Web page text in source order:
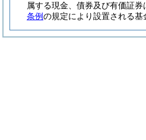
属する現金、債券及び有価証券
条例の規定により設置される基